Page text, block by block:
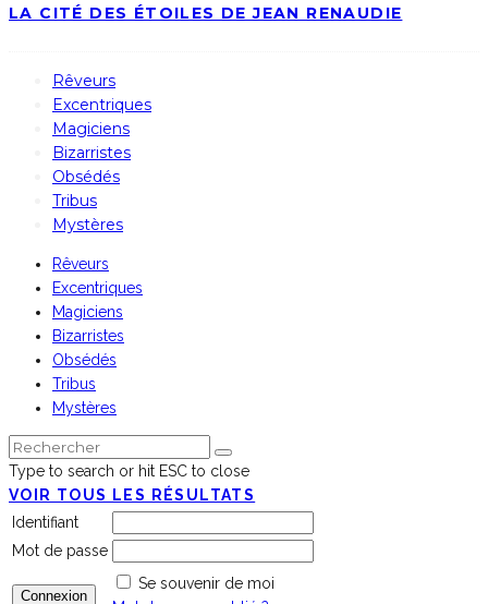
LA CITÉ DES ÉTOILES DE JEAN RENAUDIE
Rêveurs
Excentriques
Magiciens
Bizarristes
Obsédés
Tribus
Mystères
Rêveurs
Excentriques
Magiciens
Bizarristes
Obsédés
Tribus
Mystères
Type to search or hit ESC to close
VOIR TOUS LES RÉSULTATS
Identifiant
Mot de passe
Se souvenir de moi